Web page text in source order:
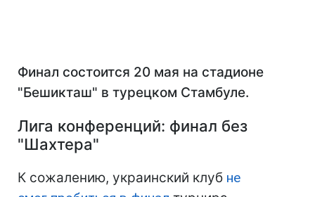
Финал состоится 20 мая на стадионе
"Бешикташ" в турецком Стамбуле.
Лига конференций: финал без
"Шахтера"
К сожалению, украинский клуб не